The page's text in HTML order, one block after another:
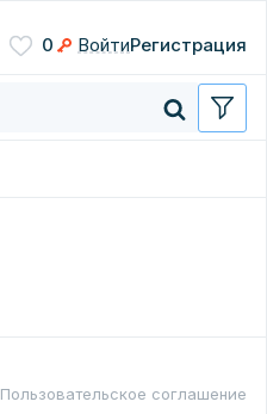
0 ВойтиРегистрация
Пользовательское соглашение
Нажимая кнопку, вы даете
согласие на обработку
персональных данных